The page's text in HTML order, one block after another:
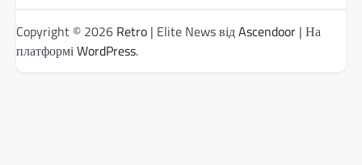
Copyright © 2026 Retro | Elite News відAscendoor | На
платформіWordPress.